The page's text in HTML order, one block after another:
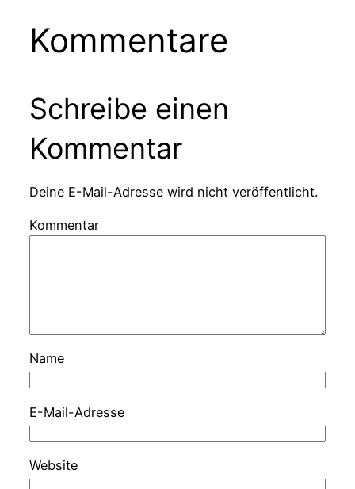
Kommentare
Schreibe einen
Kommentar
Deine E-Mail-Adresse wird nicht veröffentlicht.
Kommentar
Name
E-Mail-Adresse
Website